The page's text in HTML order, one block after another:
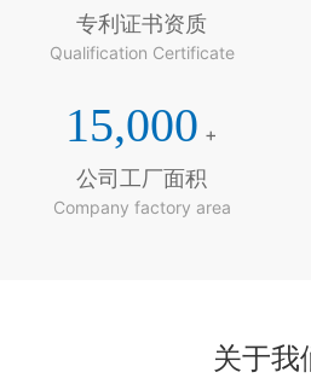
专利证书资质
Qualification Certificate
15,000 +
公司工厂面积
Company factory area
关于我